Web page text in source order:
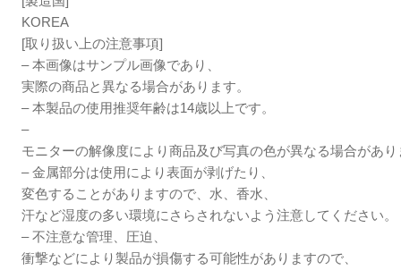
KOREA
[取り扱い上の注意事項]
– 本画像はサンプル画像であり、
実際の商品と異なる場合があります。
– 本製品の使用推奨年齢は14歳以上です。
–
モニターの解像度により商品及び写真の色が異なる場合があ
– 金属部分は使用により表面が剥げたり、
変色することがありますので、水、香水、
汗など湿度の多い環境にさらされないよう注意してください。
– 不注意な管理、圧迫、
衝撃などにより製品が損傷する可能性がありますので、